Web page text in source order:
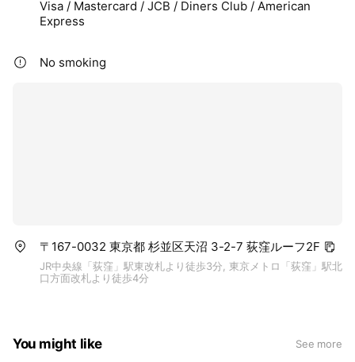
Visa / Mastercard / JCB / Diners Club / American
Express
No smoking
〒167-0032 東京都 杉並区天沼 3-2-7 荻窪ルーフ2F
JR中央線「荻窪」駅東改札より徒歩3分, 東京メトロ「荻窪」駅北
口方面改札より徒歩4分
You might like See more